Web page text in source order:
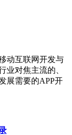
动互联网开发与
业对焦主流的、
展需要的APP开